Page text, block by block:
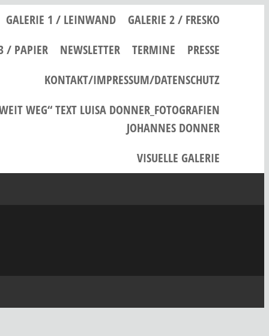
GALERIE 1 / LEINWAND
GALERIE 2 / FRESKO
/ PAPIER
NEWSLETTER TERMINE
PRESSE
KONTAKT/IMPRESSUM/DATENSCHUTZ
WEG“ TEXT LUISA DONNER_FOTOGRAFIEN
JOHANNES DONNER
VISUELLE GALERIE